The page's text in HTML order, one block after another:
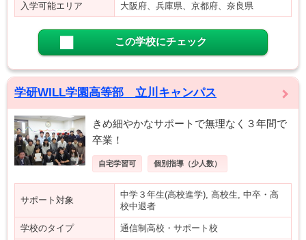
入学可能エリア 大阪府、兵庫県、京都府、奈良県
この学校にチェック
学研WILL学園高等部 立川キャンパス
きめ細やかなサポートで無理なく３年間で
卒業！
自宅学習可 個別指導（少人数）
サポート対象
中学３年生(高校進学), 高校生, 中卒・高
校中退者
学校のタイプ 通信制高校・サポート校